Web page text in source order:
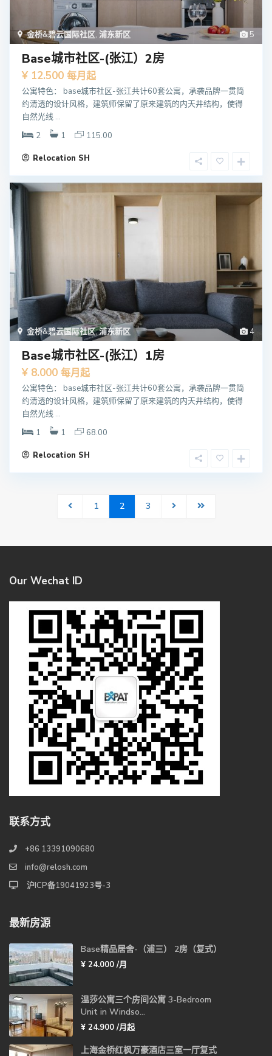
5
金桥&碧云国际社区, 浦东新区
Base城市社区-(张江）2房
¥ 12.500 每月起
公寓特色： base城市社区-张江共计60套公寓，承袭品牌一贯简
约清透的设计风格，建筑师保留了原来建筑的内天井结构，使得
自然光线 ...
2
1 115.00
Relocation SH
4
金桥&碧云国际社区,浦东新区
Base城市社区-(张江）1房
¥ 8.000 每月起
公寓特色： base城市社区-张江共计60套公寓，承袭品牌一贯简
约清透的设计风格，建筑师保留了原来建筑的内天井结构，使得
自然光线 ...
1
1 68.00
Relocation SH
1 2 3
Our Wechat ID
联系方式
+86 13391090680
info@relosh.com
沪ICP备19041923号-3
最新房源
Base精品居舍-（浦三） 2房（复式）
¥ 24.000/月
温莎公寓三个房间公寓 3-Bedroom
Unit in Windso...
¥ 24.900/月起
上海金桥红枫万豪酒店三室一厅复式